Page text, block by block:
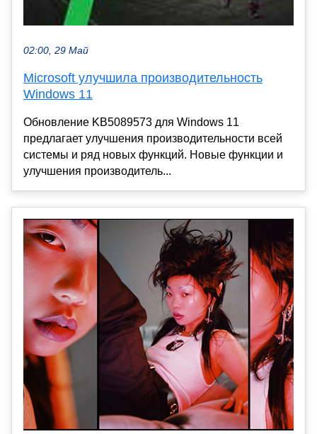
02:00, 29 Май
Microsoft улучшила производительность
Windows 11
Обновление KB5089573 для Windows 11
предлагает улучшения производительности всей
системы и ряд новых функций. Новые функции и
улучшения производитель...